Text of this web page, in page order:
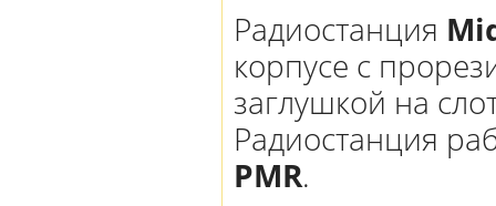
Радиостанция
корпусе с
заглушкой на
Радиостанция
PMR.